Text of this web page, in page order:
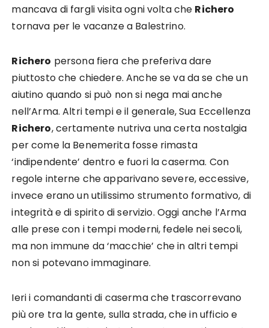
mancava di fargli visita ogni volta che Richero
tornava per le vacanze a Balestrino.
Richero persona fiera che preferiva dare
piuttosto che chiedere. Anche se va da se che un
aiutino quando si può non si nega mai anche
nell’Arma. Altri tempi e il generale, Sua Eccellenza
Richero, certamente nutriva una certa nostalgia
per come la Benemerita fosse rimasta
‘indipendente’ dentro e fuori la caserma. Con
regole interne che apparivano severe, eccessive,
invece erano un utilissimo strumento formativo, di
integrità e di spirito di servizio. Oggi anche l’Arma
alle prese con i tempi moderni, fedele nei secoli,
ma non immune da ‘macchie’ che in altri tempi
non si potevano immaginare.
Ieri i comandanti di caserma che trascorrevano
più ore tra la gente, sulla strada, che in ufficio e